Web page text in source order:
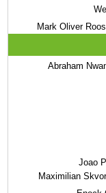
Mark Oliver
Abraham
Joao
Maximilian